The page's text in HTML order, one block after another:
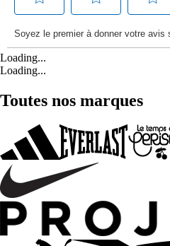
Loading...
Loading...
Toutes nos marques